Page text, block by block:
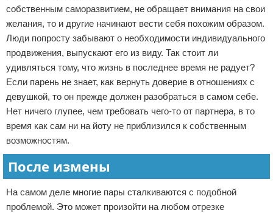
собственным саморазвитием, не обращает внимания на свои
желания, то и другие начинают вести себя похожим образом.
Люди попросту забывают о необходимости индивидуального
продвижения, выпускают его из виду. Так стоит ли
удивляться тому, что жизнь в последнее время не радует?
Если парень не знает, как вернуть доверие в отношениях с
девушкой, то он прежде должен разобраться в самом себе.
Нет ничего глупее, чем требовать чего-то от партнера, в то
время как сам ни на йоту не приблизился к собственным
возможностям.
После измены
На самом деле многие пары сталкиваются с подобной
проблемой. Это может произойти на любом отрезке